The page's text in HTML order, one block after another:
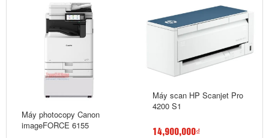
Máy photocopy Canon
imageFORCE 6155
Máy scan HP Scanjet Pro
4200 S1
14,900,000₫